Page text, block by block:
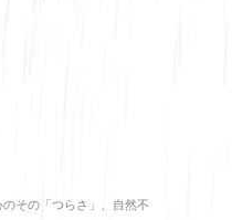
その「つらさ」、自然不